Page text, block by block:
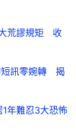
荒謬規矩 收
短訊零婉轉 揭
年難忍3大恐怖